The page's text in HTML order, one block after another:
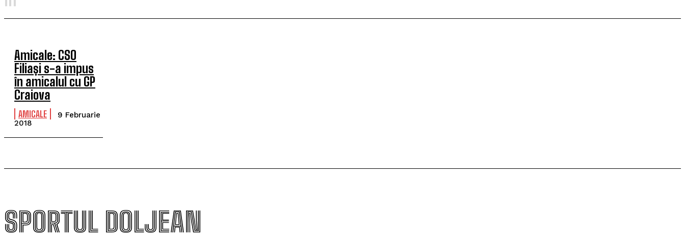
Amicale: CSO
Filiași s-a impus
în amicalul cu GP
Craiova
AMICALE
9 Februarie
2018
SPORTUL DOLJEAN